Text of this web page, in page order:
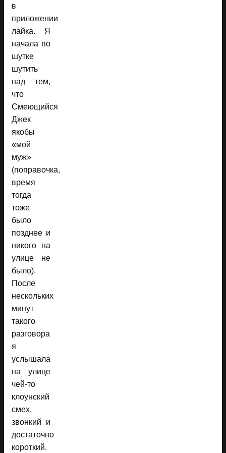
в
приложении
лайка. Я
начала по
шутке
шутить
над тем,
что
Смеющийся
Джек
якобы
«мой
муж»
(поправочка,
время
тогда
тоже
было
позднее и
никого на
улице не
было).
После
нескольких
минут
такого
разговора
я
услышала
на улице
чей-то
клоунский
смех,
звонкий и
достаточно
короткий.